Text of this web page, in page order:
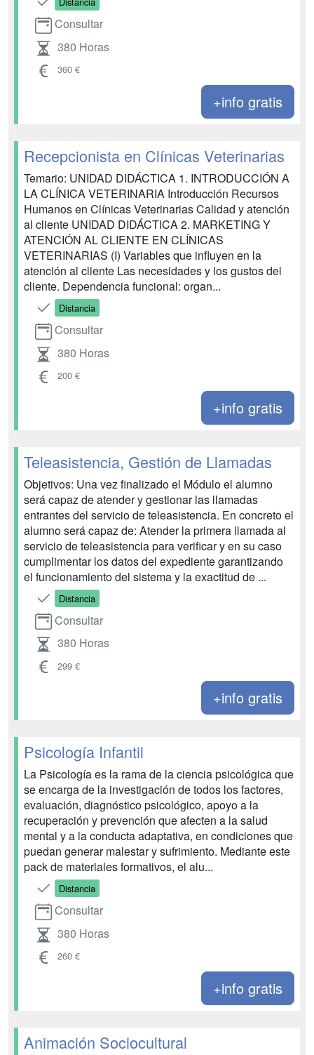
Consultar
380 Horas
360 €
+info gratis
Recepcionista en Clínicas Veterinarias
Temario: UNIDAD DIDÁCTICA 1. INTRODUCCIÓN A
LA CLÍNICA VETERINARIA Introducción Recursos
Humanos en Clínicas Veterinarias Calidad y atención
al cliente UNIDAD DIDÁCTICA 2. MARKETING Y
ATENCIÓN AL CLIENTE EN CLÍNICAS
VETERINARIAS (I) Variables que influyen en la
atención al cliente Las necesidades y los gustos del
cliente. Dependencia funcional: organ...
Distancia
Consultar
380 Horas
200 €
+info gratis
Teleasistencia, Gestión de Llamadas
Objetivos: Una vez finalizado el Módulo el alumno
será capaz de atender y gestionar las llamadas
entrantes del servicio de teleasistencia. En concreto el
alumno será capaz de: Atender la primera llamada al
servicio de teleasistencia para verificar y en su caso
cumplimentar los datos del expediente garantizando
el funcionamiento del sistema y la exactitud de ...
Distancia
Consultar
380 Horas
299 €
+info gratis
Psicología Infantil
La Psicología es la rama de la ciencia psicológica que
se encarga de la investigación de todos los factores,
evaluación, diagnóstico psicológico, apoyo a la
recuperación y prevención que afecten a la salud
mental y a la conducta adaptativa, en condiciones que
puedan generar malestar y sufrimiento. Mediante este
pack de materiales formativos, el alu...
Distancia
Consultar
380 Horas
260 €
+info gratis
Animación Sociocultural